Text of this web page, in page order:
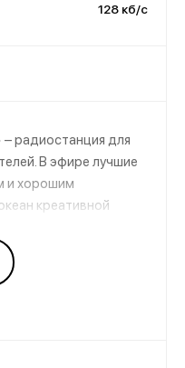
128 кб/с
радиостанция для
В эфире лучшие
и хорошим
креативной
Тюмень включает